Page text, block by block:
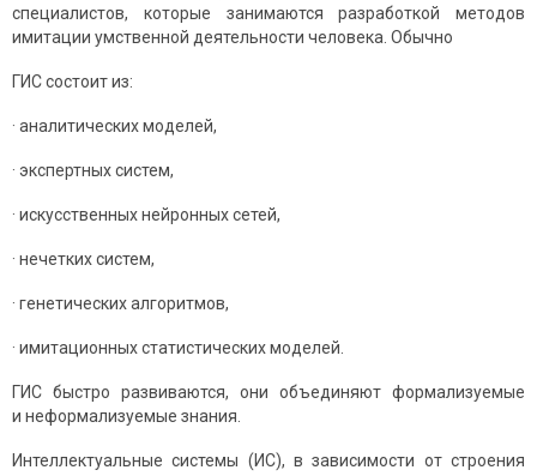
специалистов, которые занимаются разработкой методов
имитации умственной деятельности человека. Обычно
ГИС состоит из:
· аналитических моделей,
· экспертных систем,
· искусственных нейронных сетей,
· нечетких систем,
· генетических алгоритмов,
· имитационных статистических моделей.
ГИС быстро развиваются, они объединяют формализуемые
и неформализуемые знания.
Интеллектуальные системы (ИС), в зависимости от строения